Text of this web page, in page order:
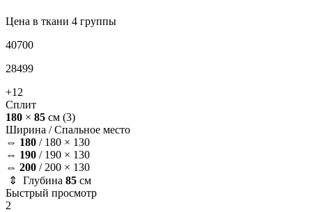
Цена в ткани 4 группы
40700
28499
+12
Сплит
180 × 85 см (3)
Ширина /Спальное место
⇔ 180 / 180 × 130
⇔ 190 / 190 × 130
⇔ 200 / 200 × 130
⇕ Глубина 85 см
Быстрый просмотр
2